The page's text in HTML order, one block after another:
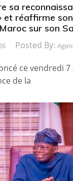
sa
et réaffirme
sur son
Posted By:
ce vendredi
de la